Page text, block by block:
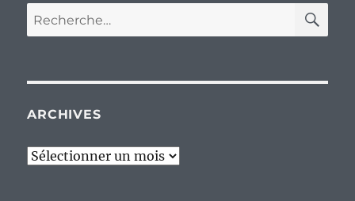
Recherche
pour :
ARCHIVES
Archives